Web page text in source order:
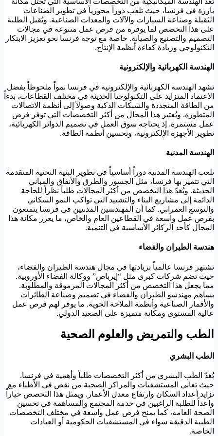
بارزة في فرنسا، حيث تلعب دوراً محورياً في تطوير الصناعات
الثقيلة وصناعة السيارات والآلات والمعدات الصناعية. ويُقبل الطلبة
على هذا التخصص لما يوفره من فرص عمل متنوعة في مجالات
التصميم والتصنيع والصيانة. خاصة مع توجه فرنسا نحو تعزيز الابتكار
التكنولوجي وزيادة كفاءة أنظمة الإنتاج.
الهندسة الكهربائية والإلكترونية
تشهد الهندسة الكهربائية والإلكترونية في فرنسا نمواً ملحوظاً بفضل
الاعتماد المتزايد على التكنولوجيا الحديثة في مختلف القطاعات، بدءاً
من الطاقة المتجددة والشبكات الذكية وصولاً إلى أنظمة الاتصالات
المتطورة. ويُعتبر هذا المجال من أكثر التخصصات التي توفر فرص
عمل مستمرة. إذ يحتاجه سوق العمل في تصميم الدوائر الكهربائية،
تطوير الأجهزة الإلكترونية، وتحسين أنظمة الطاقة.
الهندسة المدنية
تلعب الهندسة المدنية دوراً أساسياً في تطوير البنية التحتية المتقدمة
التي تتميز بها فرنسا، مثل الجسور والطرق والأنفاق والمباني
الحديثة. ويُعَدّ هذا التخصص من أكثر المجالات طلباً نظراً للحاجة
الدائمة إلى مشاريع البناء والتشييد التي تواكب النمو السكاني
والتوسع العمراني. كما أن المهندسين المدنيين في فرنسا يتمتعون
بفرص عمل واسعة في القطاعين العام والخاص، ما يعزز مكانة هذا
المجال كأحد الركائز الأساسية في التنمية.
هندسة الطيران والفضاء
تشتهر فرنسا عالمياً بريادتها في مجال هندسة الطيران والفضاء،
حيث تضم شركات كبرى مثل “إيرباص” ووكالة الفضاء الأوروبية.
مما يجعل هذا التخصص من أكثر المجالات المرموقة والمطلوبة.
يساهم مهندسو الطيران والفضاء في تصميم وصناعة الطائرات
والأقمار الصناعية وأنظمة الملاحة الجوية. ما يوفر لهم فرص عمل
عالية المستوى ومكانة متميزة على الصعيد الدولي.
الطب والتمريض والعلوم الصحية
الطب البشري
يُعَدّ الطب البشري من أكثر التخصصات طلباً وأهمية في فرنسا.
حيث تعاني المستشفيات والمراكز الصحية من نقص في الأطباء مع
تزايد أعداد السكان وارتفاع معدل الأعمار. ويمثل هذا التخصص خياراً
واعداً للطلبة الراغبين في خدمة المجتمع والمساهمة في تحسين
الصحة العامة، كما يمنح فرص عمل واسعة في مختلف التخصصات
الطبية الدقيقة سواء في المستشفيات الحكومية أو العيادات
الخاصة.